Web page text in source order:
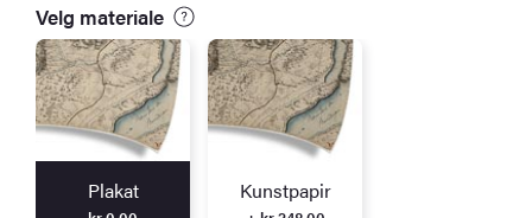
Velg materiale
Plakat Kunstpapir